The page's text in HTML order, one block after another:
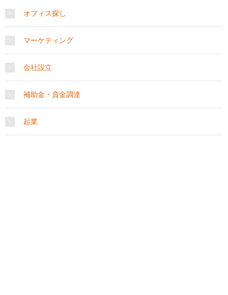
オフィス探し
マーケティング
会社設立
補助金・資金調達
起業